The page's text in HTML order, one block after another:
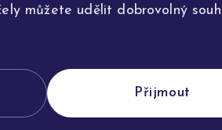
můžete udělit dobrovolný
Přijmout
Na přání